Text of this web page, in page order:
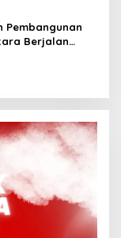
Pembangunan
Berjalan